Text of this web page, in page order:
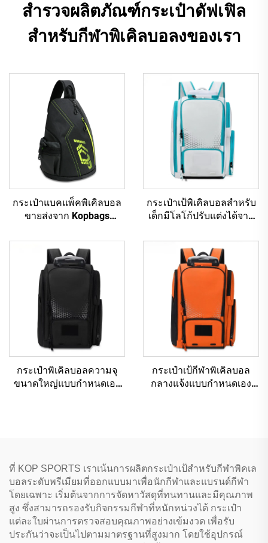
สำรวจผลิตภัณฑ์กระเป๋าดัฟเฟิล
สำหรับกีฬาพิเคิลบอลงของเรา
กระเป๋าแบคแพ็คพิเคิลบอล
ขายส่งจาก Kopbags
กระเป๋าเทนนิส แบคแพ็ค
เทนนิส พายพิเคิลบอลกลับ
ด้านได้
กระเป๋าเป้พิเคิลบอลสำหรับ
เด็กมีโลโก้ปรับแต่งได้จาก
กระเป๋ากีฬาลำลอง
กระเป๋าพิเคิลบอลความจุ
ขนาดใหญ่แบบกำหนดเอง
กระเป๋าเป้กีฬาพิเคิลบอล
กลางแจ้งแบบกำหนดเอง
ที่ KOP SPORTS เราเน้นการผลิตกระเป๋าเป้สำหรับกีฬาพิคเล
บอลระดับพรีเมียมที่ออกแบบมาเพื่อนักกีฬาและแบรนด์กีฬา
โดยเฉพาะ เริ่มต้นจากการจัดหาวัสดุที่ทนทานและมีคุณภาพ
สูง ซึ่งสามารถรองรับกิจกรรมกีฬาที่หนักหน่วงได้ กระเป๋า
แต่ละใบผ่านการตรวจสอบคุณภาพอย่างเข้มงวด เพื่อรับ
ประกันว่าจะเป็นไปตามมาตรฐานที่สูงมาก โดยใช้อุปกรณ์